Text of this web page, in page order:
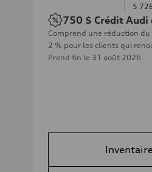
5
750 $ Crédit
Comprend une réduction
2 % pour les clients qui
Prend fin le 31 août 2026